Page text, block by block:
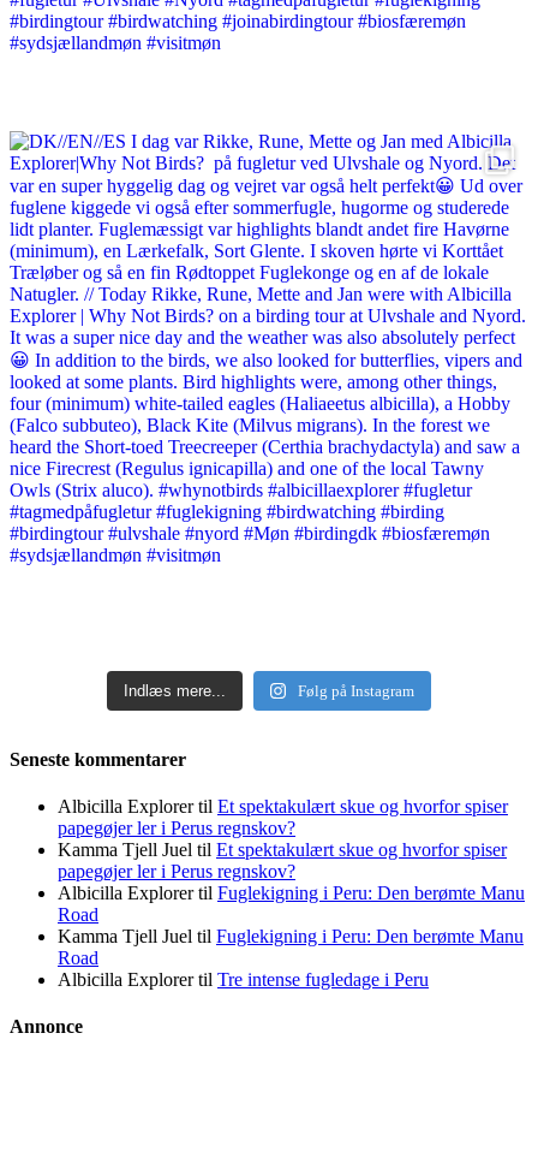
Indlæs mere... Følg på Instagram
Seneste kommentarer
Albicilla Explorertil Et spektakulært skue og hvorfor spiser
papegøjer ler i Perus regnskov?
Kamma Tjell Juel til Et spektakulært skue og hvorfor spiser
papegøjer ler i Perus regnskov?
Albicilla Explorertil Fuglekigning i Peru: Den berømte Manu
Road
Kamma Tjell Juel til Fuglekigning i Peru: Den berømte Manu
Road
Albicilla Explorertil Tre intense fugledage i Peru
Annonce